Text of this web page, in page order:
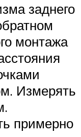
заднего
монтажа
Измерять
примерно